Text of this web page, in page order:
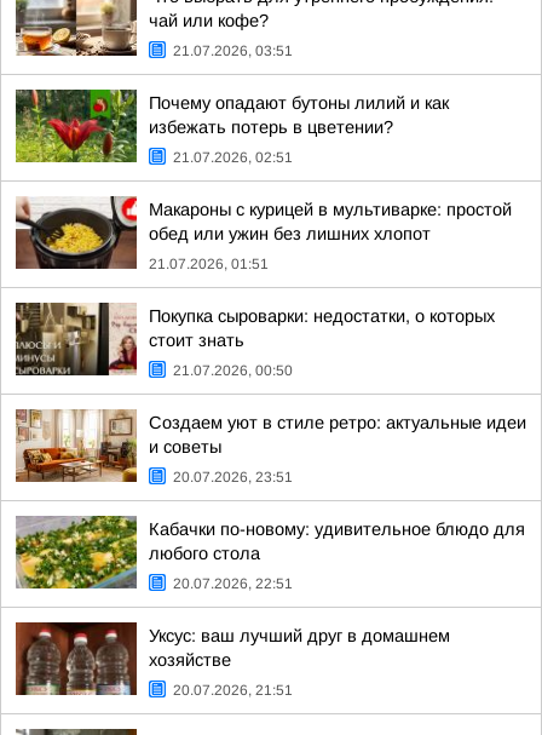
чай или кофе?
21.07.2026, 03:51
Почему опадают бутоны лилий и как
избежать потерь в цветении?
21.07.2026, 02:51
Макароны с курицей в мультиварке: простой
обед или ужин без лишних хлопот
21.07.2026, 01:51
Покупка сыроварки: недостатки, о которых
стоит знать
21.07.2026, 00:50
Создаем уют в стиле ретро: актуальные идеи
и советы
20.07.2026, 23:51
Кабачки по-новому: удивительное блюдо для
любого стола
20.07.2026, 22:51
Уксус: ваш лучший друг в домашнем
хозяйстве
20.07.2026, 21:51